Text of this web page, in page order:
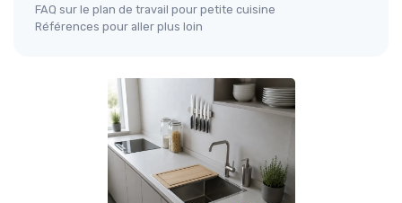
FAQ sur le plan de travail pour petite cuisine
Références pour aller plus loin